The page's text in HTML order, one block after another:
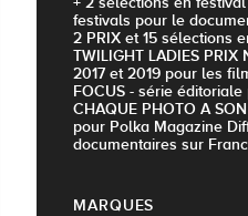
festivals pour le
2 PRIX et 15 sélections
TWILIGHT LADIES PRIX
2017 et 2019 pour les
FOCUS - série
CHAQUE PHOTO A
pour Polka Magazine
documentaires sur
MARQUES